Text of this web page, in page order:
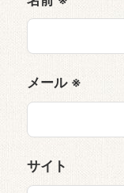
メール ※
サイト